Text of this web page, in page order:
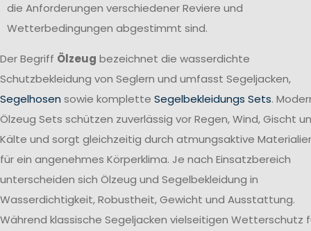
die Anforderungen verschiedener Reviere und
Wetterbedingungen abgestimmt sind.
Der Begriff Ölzeug bezeichnet die wasserdichte
Schutzbekleidung von Seglern und umfasst Segeljacken,
Segelhosen sowie komplette Segelbekleidungs Sets.
Ölzeug Sets schützen zuverlässig vor Regen, Wind, Gischt
Kälte und sorgt gleichzeitig durch atmungsaktive
für ein angenehmes Körperklima. Je nach Einsatzbereich
unterscheiden sich Ölzeug und Segelbekleidung in
Wasserdichtigkeit, Robustheit, Gewicht und Ausstattung.
Während klassische Segeljacken vielseitigen Wetterschutz